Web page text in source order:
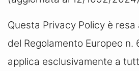
Questa Privacy Policy è resa
del Regolamento Europeo n.
applica esclusivamente a